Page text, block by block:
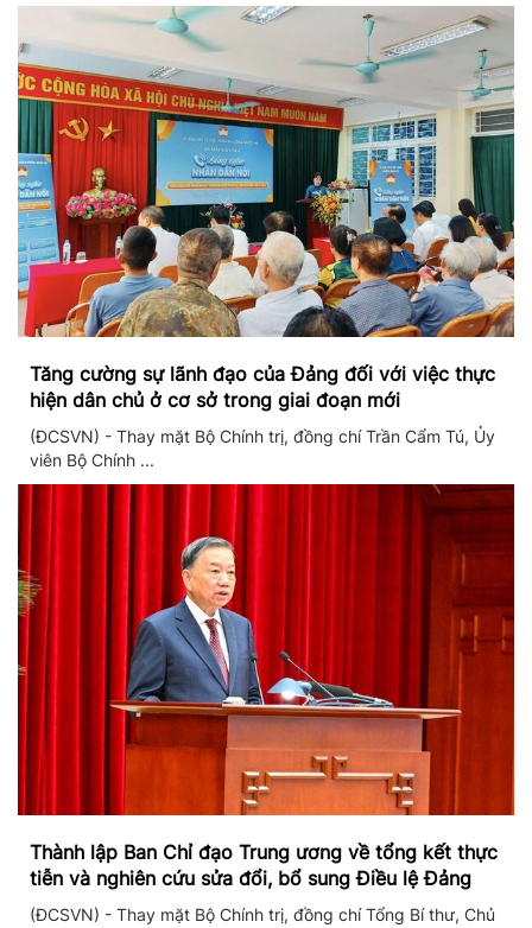
Tăng cường sự lãnh đạo của Đảng đối với việc thực
hiện dân chủ ở cơ sở trong giai đoạn mới
(ĐCSVN) - Thay mặt Bộ Chính trị, đồng chí Trần Cẩm Tú, Ủy
viên Bộ Chính ...
Thành lập Ban Chỉ đạo Trung ương về tổng kết thực
tiễn và nghiên cứu sửa đổi, bổ sung Điều lệ Đảng
(ĐCSVN) - Thay mặt Bộ Chính trị, đồng chí Tổng Bí thư, Chủ